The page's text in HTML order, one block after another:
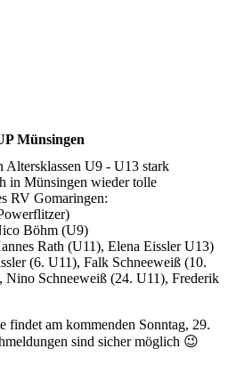
Münsingen
Altersklassen U9 - U13 stark
in Münsingen wieder tolle
RV Gomaringen:
Böhm (U9)
Rath (U11), Elena Eissler U13)
(6. U11), Falk Schneeweiß (10.
Schneeweiß (24. U11), Frederik
findet am kommenden Sonntag, 29.
sind sicher möglich 😉